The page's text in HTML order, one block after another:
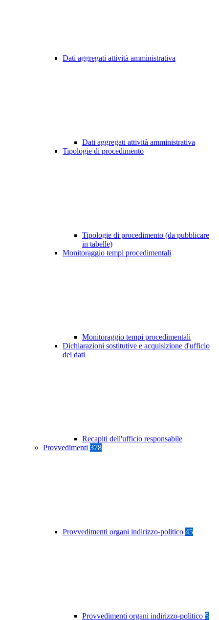
Dati aggregati attività amministrativa
Dati aggregati attività amministrativa
Tipologie di procedimento
Tipologie di procedimento (da pubblicare
in tabelle)
Monitoraggio tempi procedimentali
Monitoraggio tempi procedimentali
Dichiarazioni sostitutive e acquisizione d'ufficio
dei dati
Recapiti dell'ufficio responsabile
Provvedimenti 378
Provvedimenti organi indirizzo-politico 45
Provvedimenti organi indirizzo-politico 5